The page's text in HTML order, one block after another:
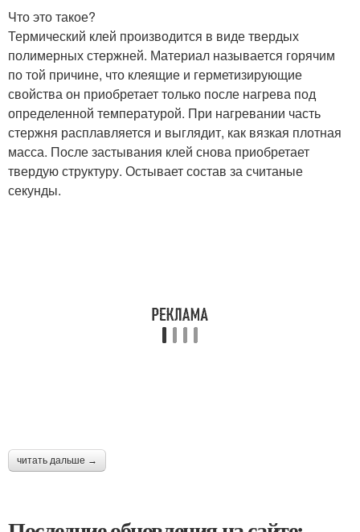
Что это такое?
Термический клей производится в виде твердых
полимерных стержней. Материал называется горячим
по той причине, что клеящие и герметизирующие
свойства он приобретает только после нагрева под
определенной температурой. При нагревании часть
стержня расплавляется и выглядит, как вязкая плотная
масса. После застывания клей снова приобретает
твердую структуру. Остывает состав за считаные
секунды.
читать дальше →